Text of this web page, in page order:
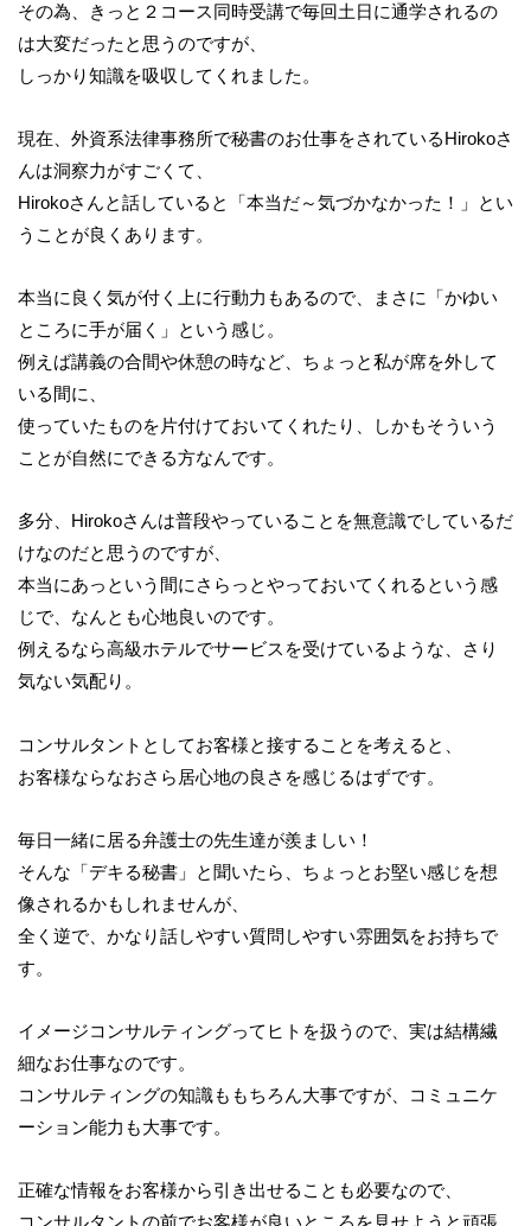
その為、きっと２コース同時受講で毎回土日に通学されるの
は大変だったと思うのですが、
しっかり知識を吸収してくれました。
現在、外資系法律事務所で秘書のお仕事をされているHirokoさ
んは洞察力がすごくて、
Hirokoさんと話していると「本当だ～気づかなかった！」とい
うことが良くあります。
本当に良く気が付く上に行動力もあるので、まさに「かゆい
ところに手が届く」という感じ。
例えば講義の合間や休憩の時など、ちょっと私が席を外して
いる間に、
使っていたものを片付けておいてくれたり、しかもそういう
ことが自然にできる方なんです。
多分、Hirokoさんは普段やっていることを無意識でしているだ
けなのだと思うのですが、
本当にあっという間にさらっとやっておいてくれるという感
じで、なんとも心地良いのです。
例えるなら高級ホテルでサービスを受けているような、さり
気ない気配り。
コンサルタントとしてお客様と接することを考えると、
お客様ならなおさら居心地の良さを感じるはずです。
毎日一緒に居る弁護士の先生達が羨ましい！
そんな「デキる秘書」と聞いたら、ちょっとお堅い感じを想
像されるかもしれませんが、
全く逆で、かなり話しやすい質問しやすい雰囲気をお持ちで
す。
イメージコンサルティングってヒトを扱うので、実は結構繊
細なお仕事なのです。
コンサルティングの知識ももちろん大事ですが、コミュニケ
ーション能力も大事です。
正確な情報をお客様から引き出せることも必要なので、